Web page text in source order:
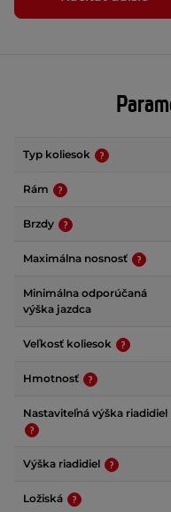
Typ koliesok
Rám
Brzdy
Maximálna nosnosť
Minimálna odporúčaná
výška jazdca
Veľkosť koliesok
Hmotnosť
Nastaviteľná výška riadidiel
Výška riadidiel
Ložiská